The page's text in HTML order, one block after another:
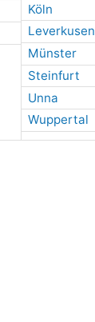
Köln
Leverkusen
Münster
Steinfurt
Unna
Wuppertal